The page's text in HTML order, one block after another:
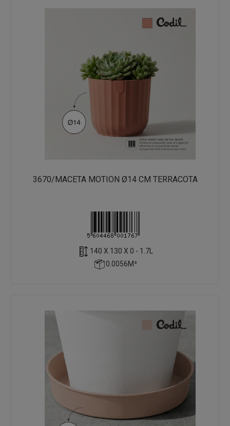
3670/MACETA MOTION Ø14 CM TERRACOTA
140 X 130 X 0 - 1.7L
0.0056M³